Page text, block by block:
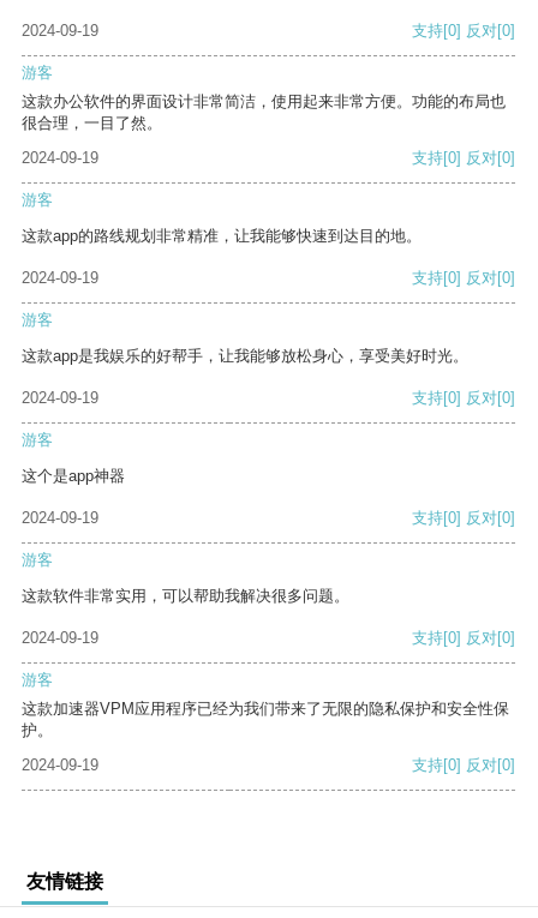
2024-09-19 支持[0] 反对[0]
游客
这款办公软件的界面设计非常简洁，使用起来非常方便。功能的布局也
很合理，一目了然。
2024-09-19
支持[0] 反对[0]
游客
这款app的路线规划非常精准，让我能够快速到达目的地。
2024-09-19 支持[0] 反对[0]
游客
这款app是我娱乐的好帮手，让我能够放松身心，享受美好时光。
2024-09-19 支持[0] 反对[0]
游客
这个是app神器
2024-09-19 支持[0] 反对[0]
游客
这款软件非常实用，可以帮助我解决很多问题。
2024-09-19 支持[0] 反对[0]
游客
这款加速器VPM应用程序已经为我们带来了无限的隐私保护和安全性保
护。
2024-09-19
支持[0] 反对[0]
友情链接